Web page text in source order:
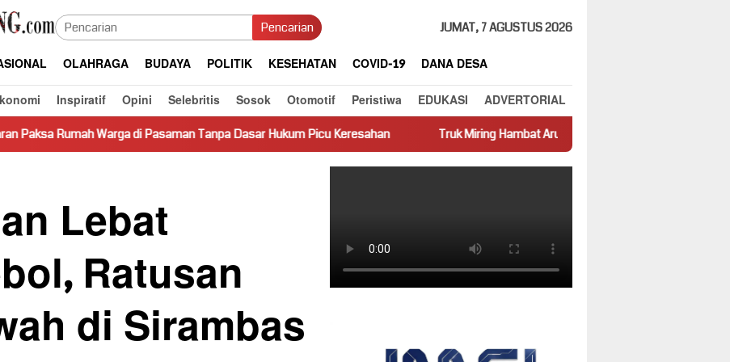
Pencarian JUMAT, 7 AGUSTUS 2026
OLAHRAGA BUDAYA POLITIK KESEHATAN COVID-19
DANA DESA
Inspiratif Opini Selebritis Sosok Otomotif Peristiwa EDUKASI ADVERTORIAL
di Pasaman Tanpa Dasar Hukum Picu Keresahan Truk Miring Hambat Arus Lalu Lintas di Jalan Panti–Simpang Empat
Lebat
Ratusan
di Sirambas